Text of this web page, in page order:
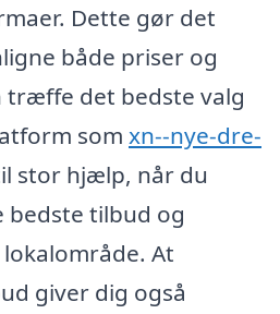
Dette gør det
både priser og
træffe det bedste valg
som xn--nye-dre-
stor hjælp, når du
bedste tilbud og
At
giver dig også